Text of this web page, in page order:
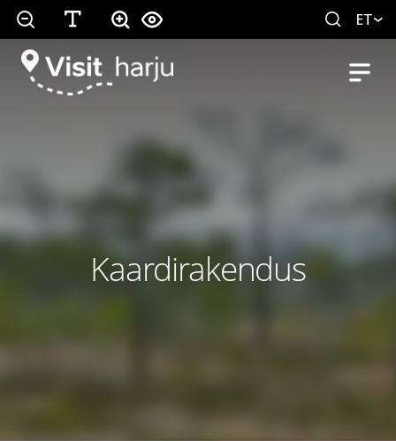
ET
Kaardirakendus